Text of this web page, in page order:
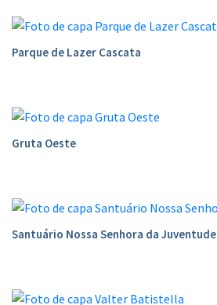
Parque de Lazer Cascata
Gruta Oeste
Santuário Nossa Senhora da Juventude